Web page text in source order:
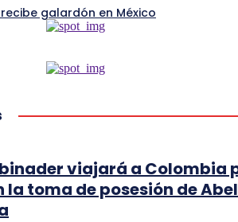
galardón en México
viajará a Colombia
toma de posesión de